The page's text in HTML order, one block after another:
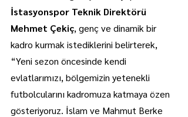
İstasyonspor Teknik Direktörü
Mehmet Çekiç, genç ve dinamik bir
kadro kurmak istediklerini belirterek,
“Yeni sezon öncesinde kendi
evlatlarımızı, bölgemizin yetenekli
futbolcularını kadromuza katmaya özen
gösteriyoruz. İslam ve Mahmut Berke